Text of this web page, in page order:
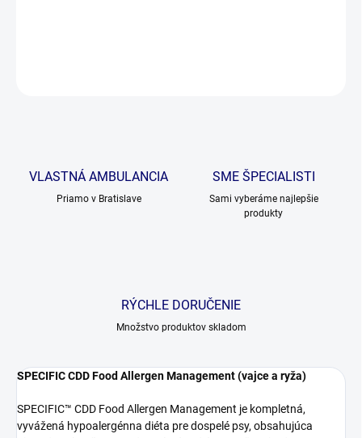
VLASTNÁ AMBULANCIA
Priamo v Bratislave
SME ŠPECIALISTI
Sami vyberáme najlepšie
produkty
RÝCHLE DORUČENIE
Množstvo produktov skladom
SPECIFIC CDD Food Allergen Management (vajce a ryža)
SPECIFIC™ CDD Food Allergen Management je kompletná,
vyvážená hypoalergénna diéta pre dospelé psy, obsahujúca